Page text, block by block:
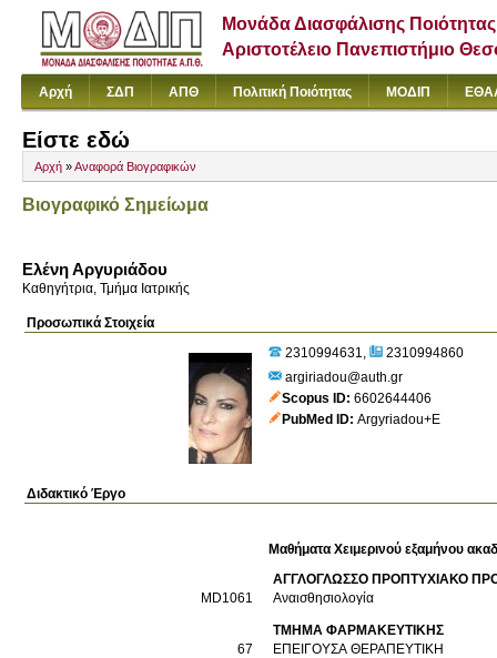
Μονάδα Διασφάλισης Ποιότητας
Αριστοτέλειο Πανεπιστήμιο
Αρχή ΣΔΠ ΑΠΘ Πολιτική Ποιότητας ΜΟΔΙΠ
Είστε εδώ
Αρχή »Αναφορά Βιογραφικών
Βιογραφικό Σημείωμα
Ελένη Αργυριάδου
Καθηγήτρια, Τμήμα Ιατρικής
Προσωπικά Στοιχεία
2310994631
2310994860
argiriadou@auth.gr
Scopus ID 6602644406
PubMed ID Argyriadou+E
Διδακτικό Έργο
Μαθήματα Χειμερινού εξαμήνου
ΑΓΓΛΟΓΛΩΣΣΟ ΠΡΟΠΤΥΧΙΑΚΟ
MD1061
Αναισθησιολογία
ΤΜΗΜΑ ΦΑΡΜΑΚΕΥΤΙΚΗΣ
67
ΕΠΕΙΓΟΥΣΑ ΘΕΡΑΠΕΥΤΙΚΗ